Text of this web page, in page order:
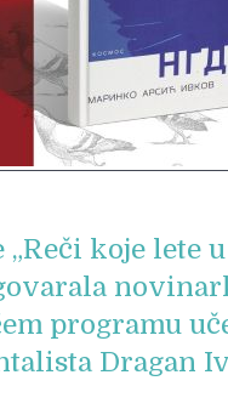
koje lete
programu
Dragan